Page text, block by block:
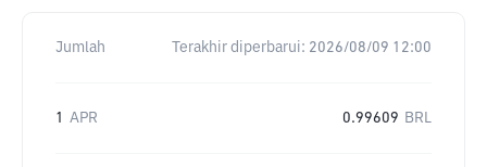
Jumlah Terakhir diperbarui: 2026/08/09 12:00
1 APR 0.99609 BRL